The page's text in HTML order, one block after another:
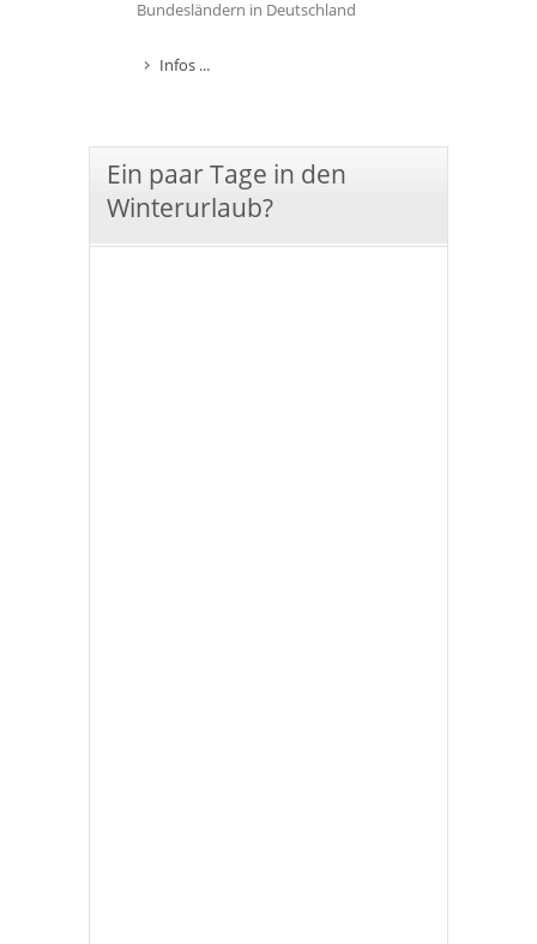
Bundesländern in Deutschland
Infos ...
Ein paar Tage in den
Winterurlaub?